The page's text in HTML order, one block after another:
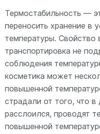
Термостабильность —
переносить хранение в
температуры. Свойство
транспортировка не
соблюдения
косметика может
повышенной
страдали от того, что в
расслоился, проводят
повышенной